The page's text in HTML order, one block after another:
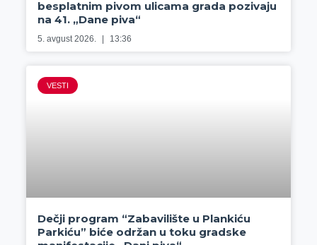
besplatnim pivom ulicama grada pozivaju
na 41. „Dane piva“
5. avgust 2026. 13:36
VESTI
Dečji program “Zabavilište u Plankiću
Parkiću” biće održan u toku gradske